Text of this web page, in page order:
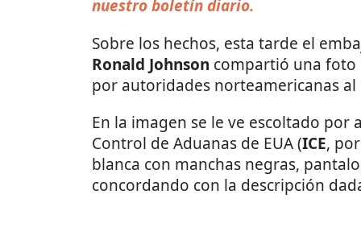
nuestro boletín diario.
Sobre los hechos, esta tarde el
Ronald Johnson compartió una
por autoridades norteamericanas
En la imagen se le ve escoltado
Control de Aduanas de EUA (ICE,
blanca con manchas negras,
concordando con la descripción